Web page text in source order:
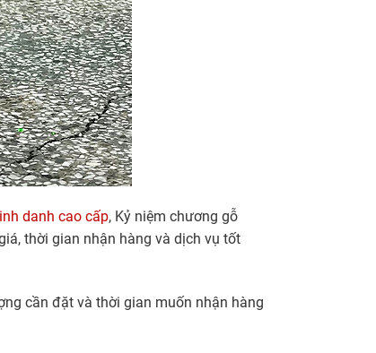
danh cao cấp, Kỷ niệm chương gỗ
thời gian nhận hàng và dịch vụ tốt
cần đặt và thời gian muốn nhận hàng